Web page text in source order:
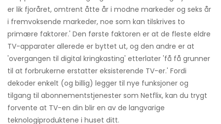
er lik fjoråret, omtrent åtte år i modne markeder og seks år
i fremvoksende markeder, noe som kan tilskrives to
primære faktorer.' Den første faktoren er at de fleste eldre
TV-apparater allerede er byttet ut, og den andre er at
'overgangen til digital kringkasting' etterlater 'få få grunner
til at forbrukerne erstatter eksisterende TV-er.' Fordi
dekoder enkelt (og billig) legger til nye funksjoner og
tilgang til abonnementstjenester som Netflix, kan du trygt
forvente at TV-en din blir en av de langvarige
teknologiproduktene i huset ditt.